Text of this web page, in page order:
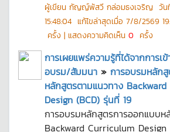
ผู้เขียน กัญญ์พัสวี กล่อมธงเจริญ วัน
15:48:04 แก้ไขล่าสุดเมื่อ 7/8/2569
ครั้ง | แสดงความคิดเห็น 0 ครั้ง
การเผยแพร่ความรู้ที่ได้จากการเ
อบรม/สัมมนา » การอบรมหลัก
หลักสูตรตามแนวทาง
Design (BCD) รุ่นที่ 19
การอบรมหลักสูตรการออกแบบห
Backward Curriculum Design